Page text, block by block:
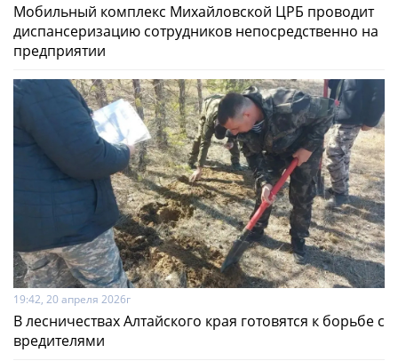
Мобильный комплекс Михайловской ЦРБ проводит
диспансеризацию сотрудников непосредственно на
предприятии
19:42, 20 апреля 2026г
В лесничествах Алтайского края готовятся к борьбе с
вредителями